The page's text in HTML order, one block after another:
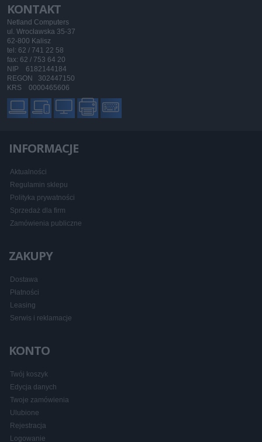
KONTAKT
Netland Computers
ul. Wrocławska 35-37
62-800 Kalisz
tel: 62 / 741 22 58
fax: 62 / 753 64 20
NIP 6182144184
REGON 302447150
KRS 0000465606
INFORMACJE
Aktualności
Regulamin sklepu
Polityka prywatności
Sprzedaż dla firm
Zamówienia publiczne
ZAKUPY
Dostawa
Płatności
Leasing
Serwis i reklamacje
KONTO
Twój koszyk
Edycja danych
Twoje zamówienia
Ulubione
Rejestracja
Logowanie